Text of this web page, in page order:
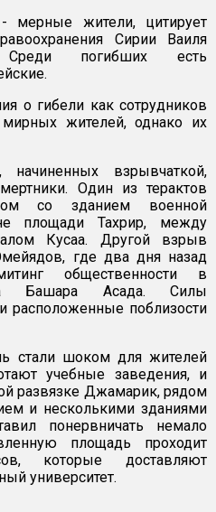
мерные жители, цитирует
Сирии Ваиля
Среди погибших есть
о гибели как сотрудников
жителей, однако их
взрывчаткой,
Один из терактов
со зданием военной
площади Тахрир, между
Кусаа. Другой взрыв
где два дня назад
общественности в
Башара Асада. Силы
расположенные поблизости
стали шоком для жителей
учебные заведения, и
развязке Джамарик, рядом
и несколькими зданиями
понервничать немало
площадь проходит
которые доставляют
университет.